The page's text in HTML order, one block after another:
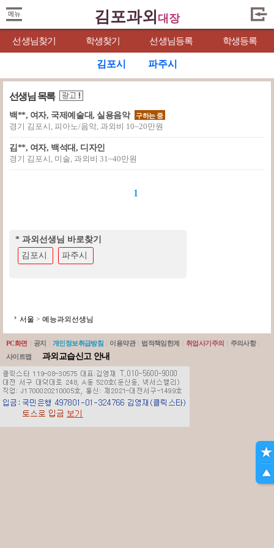
김포과외 대장
선생님찾기 학생찾기 선생님등록 학생등록
김포시 파주시
선생님 목록
백**, 여자, 국제예술대, 실용음악 구하는 중
경기 김포시, 피아노/음악, 과외비 10~20만원
김**, 여자, 백석대, 디자인
경기 김포시, 미술, 과외비 31~40만원
1
* 과외선생님 바로찾기
김포시
파주시
서울 > 예능과외선생님
PC화면 공지 개인정보취급방침 이용약관 법적책임한계 취업사기주의 주의사항
사이트맵
과외교습신고 안내